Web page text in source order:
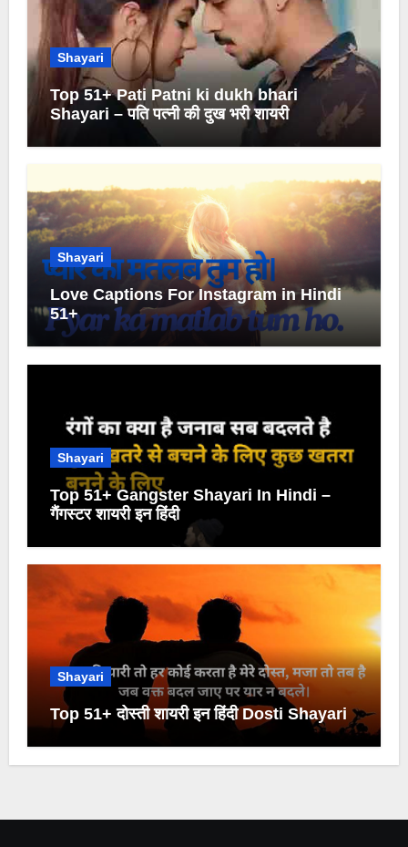
Shayari
Top 51+ Pati Patni ki dukh bhari
Shayari – पति पत्नी की दुख भरी शायरी
Shayari
Love Captions For Instagram in Hindi
51+
Shayari
Top 51+ Gangster Shayari In Hindi –
गैंगस्टर शायरी इन हिंदी
Shayari
Top 51+ दोस्ती शायरी इन हिंदी Dosti Shayari